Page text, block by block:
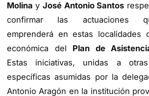
Molina y José Antonio Santos
confirmar las actuaciones
emprenderá en estas localidades
económica del Plan de
Estas iniciativas, unidas a otras
específicas asumidas por la
Antonio Aragón en la institución